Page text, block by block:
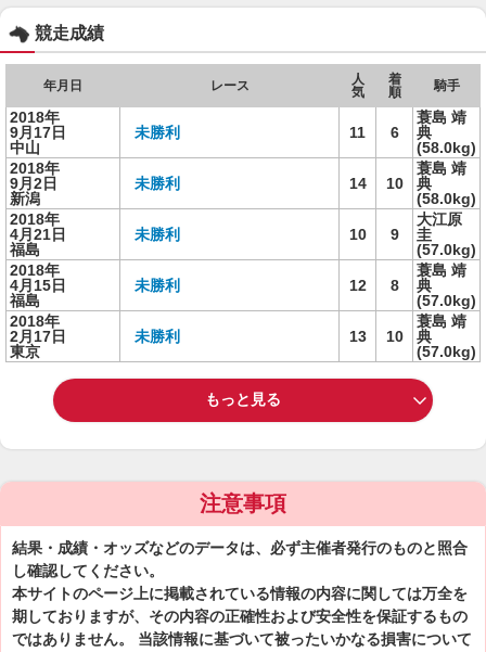
競走成績
年月日 レース
人
気
着
順
騎手
2018年
9月17日
中山
未勝利 11 6
蓑島 靖
典
(58.0kg)
2018年
9月2日
新潟
未勝利 14 10
蓑島 靖
典
(58.0kg)
2018年
4月21日
福島
未勝利 10 9
大江原
圭
(57.0kg)
2018年
4月15日
福島
未勝利 12 8
蓑島 靖
典
(57.0kg)
2018年
2月17日
東京
未勝利 13 10
蓑島 靖
典
(57.0kg)
もっと見る
注意事項
結果・成績・オッズなどのデータは、必ず主催者発行のものと照合
し確認してください。
本サイトのページ上に掲載されている情報の内容に関しては万全を
期しておりますが、その内容の正確性および安全性を保証するもの
ではありません。 当該情報に基づいて被ったいかなる損害について